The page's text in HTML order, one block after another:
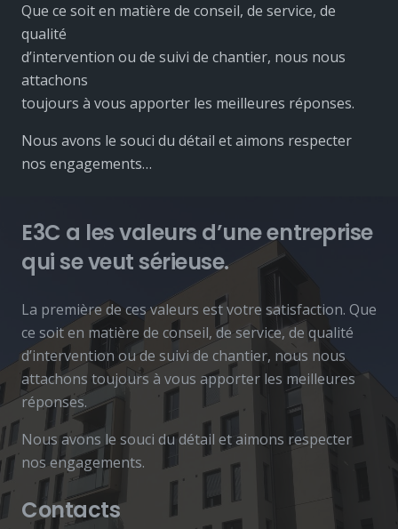
Que ce soit en matière de conseil, de service, de
qualité
d’intervention ou de suivi de chantier, nous nous
attachons
toujours à vous apporter les meilleures réponses.
Nous avons le souci du détail et aimons respecter
nos engagements…
E3C a les valeurs d’une entreprise
qui se veut sérieuse.
La première de ces valeurs est votre satisfaction. Que
ce soit en matière de conseil, de service, de qualité
d’intervention ou de suivi de chantier, nous nous
attachons toujours à vous apporter les meilleures
réponses.
Nous avons le souci du détail et aimons respecter
nos engagements.
Contacts